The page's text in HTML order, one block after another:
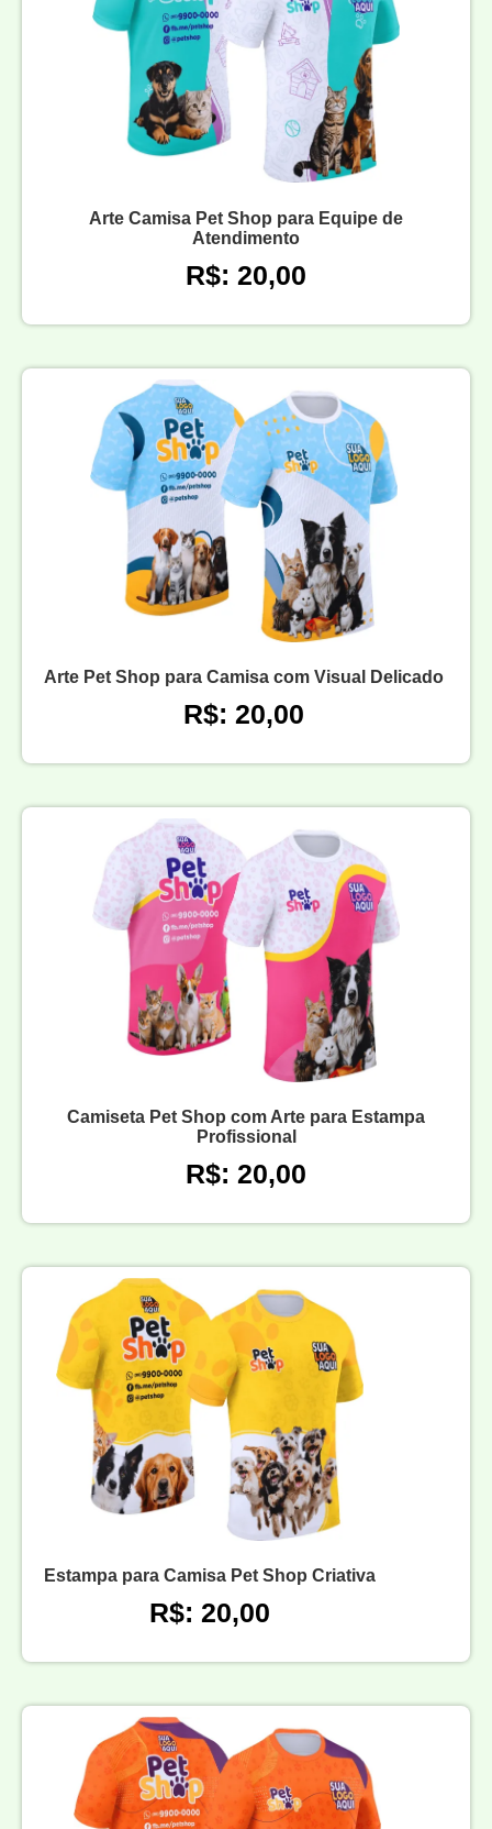
Arte Camisa Pet Shop para Equipe de
Atendimento
R$: 20,00
Arte Pet Shop para Camisa com Visual Delicado
R$: 20,00
Camiseta Pet Shop com Arte para Estampa
Profissional
R$: 20,00
Estampa para Camisa Pet Shop Criativa
R$: 20,00